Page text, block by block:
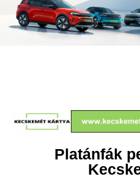
Platánfák